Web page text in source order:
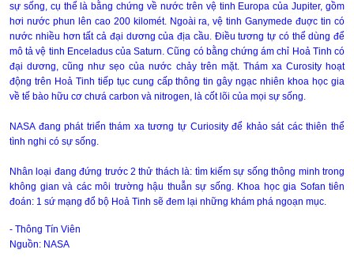
sự sống, cụ thể là bằng chứng về nước trên vệ tinh Europa của Jupiter, gồm
hơi nước phun lên cao 200 kilomét. Ngoài ra, vệ tinh Ganymede đuợc tin có
nước nhiều hơn tất cả đại dương của địa cầu. Điều tương tự có thể dùng để
mô tả vệ tinh Enceladus của Saturn. Cũng có bằng chứng ám chỉ Hoả Tinh có
đại dương, cũng như sẹo của nước chảy trên mặt. Thám xa Curosity hoạt
động trên Hoả Tinh tiếp tục cung cấp thông tin gây ngạc nhiên khoa học gia
về tế bào hữu cơ chưá carbon và nitrogen, là cốt lõi của mọi sự sống.
NASA đang phát triển thám xa tương tự Curiosity để khảo sát các thiên thể
tình nghi có sự sống.
Nhân loại đang đứng trước 2 thử thách là: tìm kiếm sự sống thông minh trong
không gian và các môi trường hậu thuẫn sự sống. Khoa học gia Sofan tiên
đoán: 1 sứ mạng đổ bộ Hoả Tinh sẽ đem lại những khám phá ngoạn mục.
- Thông Tín Viên
Nguồn: NASA